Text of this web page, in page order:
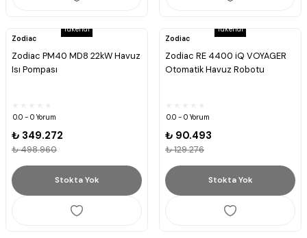
Tükendi
Zodiac
Zodiac PM40 MD8 22kW Havuz
Isı Pompası
0.0 - 0 Yorum
₺ 349.272
₺ 498.960
Stokta Yok
Tükendi
Zodiac
Zodiac RE 4400 iQ VOYAGER
Otomatik Havuz Robotu
0.0 - 0 Yorum
₺ 90.493
₺ 129.276
Stokta Yok